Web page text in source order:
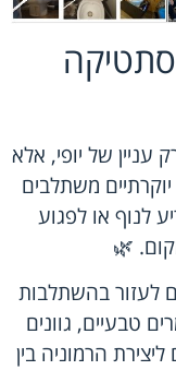
של יופי, אלא
משתלבים
לנוף או לפגוע
🌿
לעזור בהשתלבות
טבעיים, גוונים
הרמוניה בין